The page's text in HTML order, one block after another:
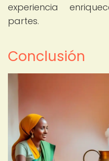
experiencia
partes.
Conclusión